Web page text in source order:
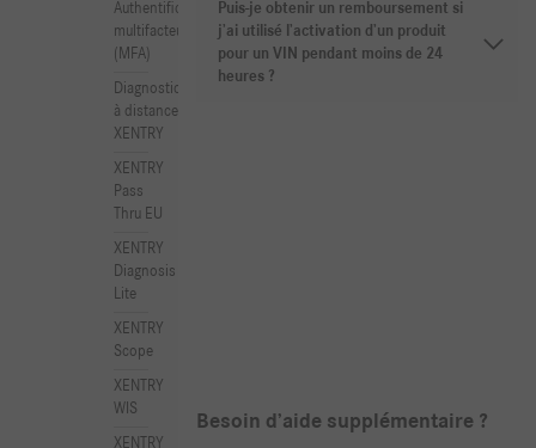
Authentification
multifacteur
(MFA)
Diagnostic
à distance
XENTRY
XENTRY
Pass
Thru EU
XENTRY
Diagnosis
Lite
XENTRY
Scope
XENTRY
WIS
XENTRY
Puis-je obtenir un remboursement si
j’ai utilisé l’activation d’un produit
pour un VIN pendant moins de 24
heures ?
Besoin d’aide supplémentaire ?